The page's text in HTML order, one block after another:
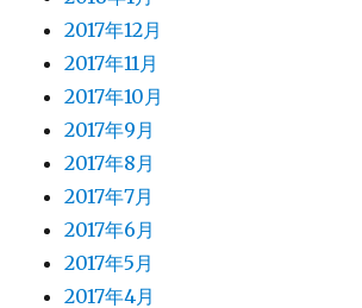
2017年12月
2017年11月
2017年10月
2017年9月
2017年8月
2017年7月
2017年6月
2017年5月
2017年4月